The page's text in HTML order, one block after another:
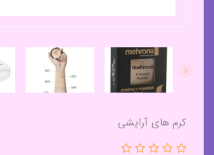
کرم های آرایشی